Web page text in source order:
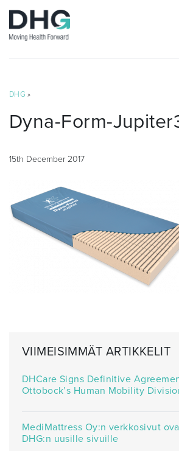
DHG »
Dyna-Form-
15th December 2017
VIIMEISIMMÄT ARTIKKELIT
DHCare Signs Definitive
Ottobock’s Human Mobility
MediMattress Oy:n verkkosivut
DHG:n uusille sivuille